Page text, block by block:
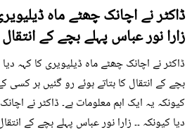
ڈاکٹر نے اچانک چھٹے ماہ
زارا نور عباس پہلے بچے کے
ڈاکٹر نے اچانک چھٹے ماہ ڈیلیویری کا کہہ
بچے کے انتقال کا بتاتے ہوئے رو گئیں ہر کسی
کیونکہ یہ ایک اہم معلومات ہے۔ ڈاکٹر نے
دیا کیونکہ ۔۔ زارا نور عباس پہلے بچے کے